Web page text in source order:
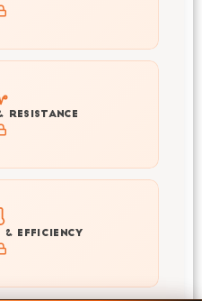
RESISTANCE
and DCIR (SOC, T) of
25P
EFFICIENCY
cell efficiency at different
of INR18650-25P